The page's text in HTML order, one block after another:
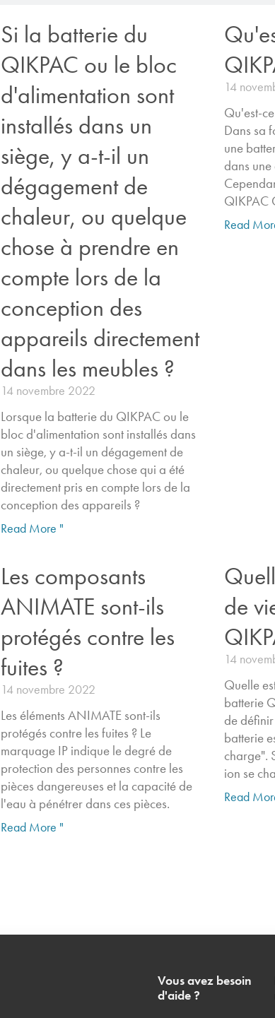
Si la batterie du
QIKPAC ou le bloc
d'alimentation sont
installés dans un
siège, y a-t-il un
dégagement de
chaleur, ou quelque
chose à prendre en
compte lors de la
conception des
appareils directement
dans les meubles ?
14 novembre 2022
Lorsque la batterie du QIKPAC ou le
bloc d'alimentation sont installés dans
un siège, y a-t-il un dégagement de
chaleur, ou quelque chose qui a été
directement pris en compte lors de la
conception des appareils ?
Read More "
14
Qu'est-
Dans sa
une
dans
QIKPAC
Read
Les composants
ANIMATE sont-ils
protégés contre les
fuites ?
14 novembre 2022
Les éléments ANIMATE sont-ils
protégés contre les fuites ? Le
marquage IP indique le degré de
protection des personnes contre les
pièces dangereuses et la capacité de
l'eau à pénétrer dans ces pièces.
Read More "
de
14
Quelle
batterie
de
batterie
charge".
ion se
Read
Vous avez besoin
d'aide ?